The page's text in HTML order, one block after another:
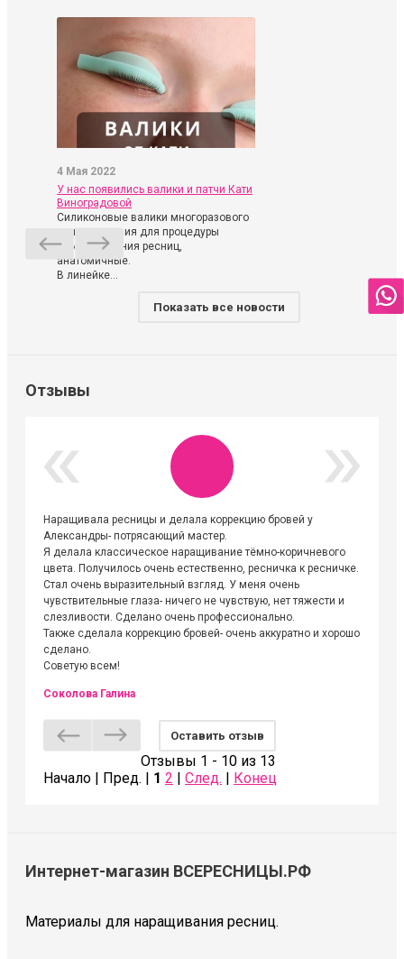
4 Мая 2022
У нас появились валики и патчи Кати
Виноградовой
Силиконовые валики многоразового
использования для процедуры
ламинирования ресниц,
анатомичные.
В линейке...
Показать все новости
Отзывы
Наращивала ресницы и делала коррекцию бровей у
Александры- потрясающий мастер.
Я делала классическое наращивание тёмно-коричневого
цвета. Получилось очень естественно, ресничка к ресничке.
Стал очень выразительный взгляд. У меня очень
чувствительные глаза- ничего не чувствую, нет тяжести и
слезливости. Сделано очень профессионально.
Также сделала коррекцию бровей- очень аккуратно и хорошо
сделано.
Советую всем!
Соколова Галина
Оставить отзыв
Отзывы 1 - 10 из 13
Начало | Пред. | 1 2 След. Конец
Интернет-магазин ВСЕРЕСНИЦЫ.РФ
Материалы для наращивания ресниц.